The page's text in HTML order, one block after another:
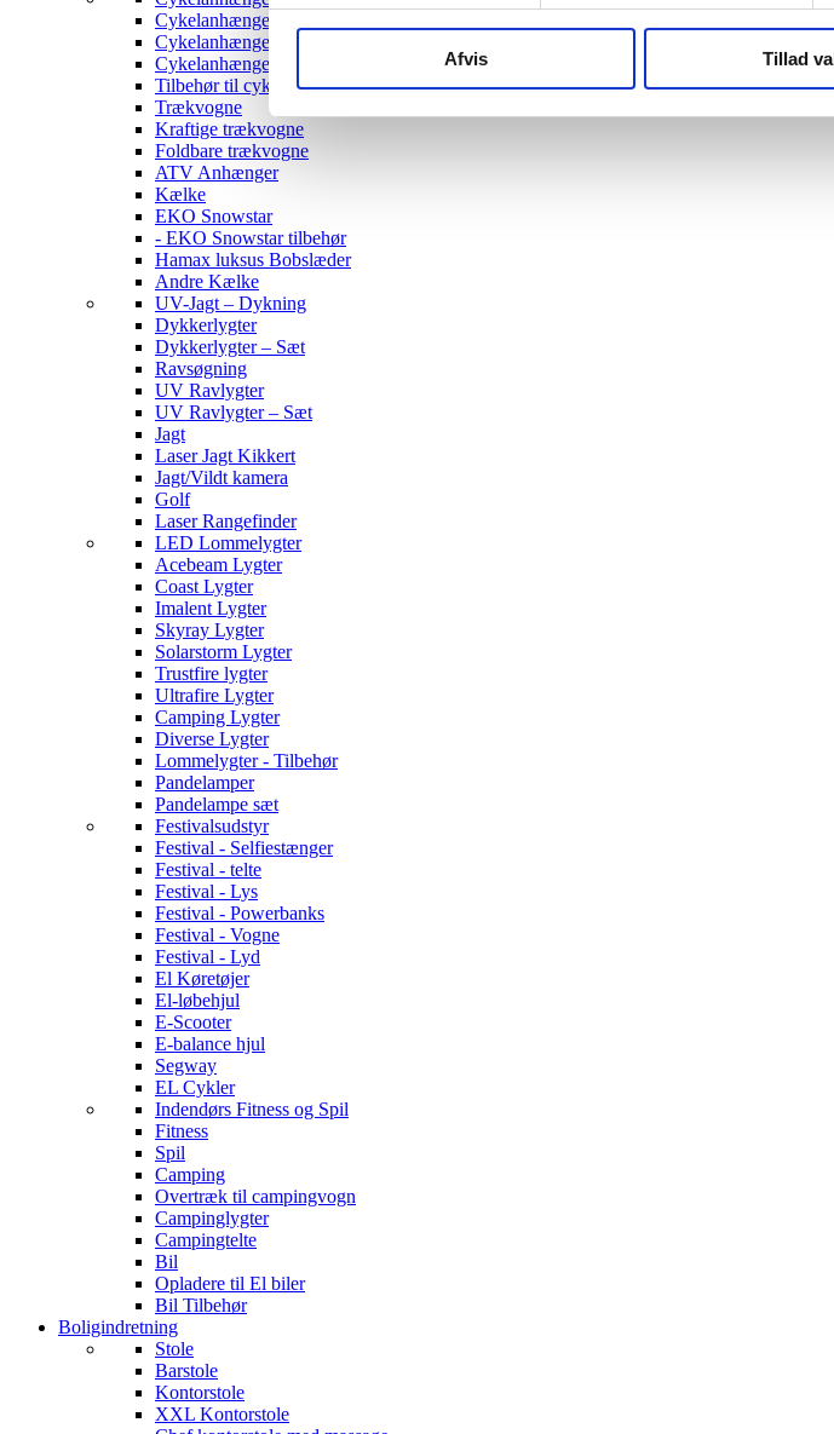
Afvis Tillad
Cykelanhænger til Børn
Cykelanhænger til hunde
Cykelanhænger Cargo
Tilbehør til cykelanhængere
Trækvogne
Kraftige trækvogne
Foldbare trækvogne
ATV Anhænger
Kælke
EKO Snowstar
- EKO Snowstar tilbehør
Hamax luksus Bobslæder
Andre Kælke
UV-Jagt – Dykning
Dykkerlygter
Dykkerlygter – Sæt
Ravsøgning
UV Ravlygter
UV Ravlygter – Sæt
Jagt
Laser Jagt Kikkert
Jagt/Vildt kamera
Golf
Laser Rangefinder
LED Lommelygter
Acebeam Lygter
Coast Lygter
Imalent Lygter
Skyray Lygter
Solarstorm Lygter
Trustfire lygter
Ultrafire Lygter
Camping Lygter
Diverse Lygter
Lommelygter - Tilbehør
Pandelamper
Pandelampe sæt
Festivalsudstyr
Festival - Selfiestænger
Festival - telte
Festival - Lys
Festival - Powerbanks
Festival - Vogne
Festival - Lyd
El Køretøjer
El-løbehjul
E-Scooter
E-balance hjul
Segway
EL Cykler
Indendørs Fitness og Spil
Fitness
Spil
Camping
Overtræk til campingvogn
Campinglygter
Campingtelte
Bil
Opladere til El biler
Bil Tilbehør
Boligindretning
Stole
Barstole
Kontorstole
XXL Kontorstole